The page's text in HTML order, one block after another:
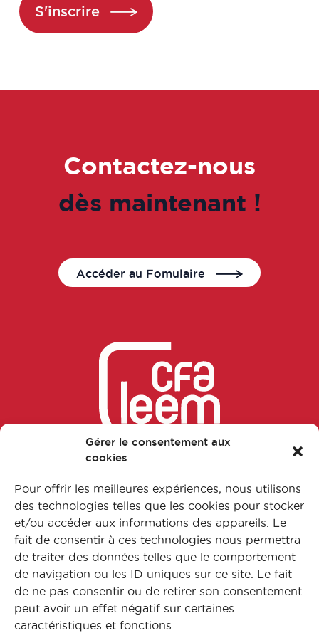
Gérer le consentement aux
cookies
Pour offrir les meilleures expériences, nous utilisons
des technologies telles que les cookies pour stocker
et/ou accéder aux informations des appareils. Le
fait de consentir à ces technologies nous permettra
de traiter des données telles que le comportement
de navigation ou les ID uniques sur ce site. Le fait
de ne pas consentir ou de retirer son consentement
peut avoir un effet négatif sur certaines
caractéristiques et fonctions.
Assistant ingénieur
Assistants qualité
Assureur qualité opérationnelle /
système
Attaché de Recherche Clinique
Auditeur préleveur
Auditeur QSE
Auditeur qualité
Bio-informaticien
BIO-STATISTICIEN
Business Developer
S'inscrire
Contactez-nous
dès maintenant !
Accéder au Fomulaire
Suivez-nous sur nos réseaux
FAQ
L’apprentissage
Nos formations